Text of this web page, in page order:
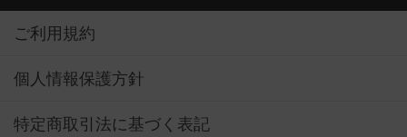
ご利用規約
個人情報保護方針
特定商取引法に基づく表記